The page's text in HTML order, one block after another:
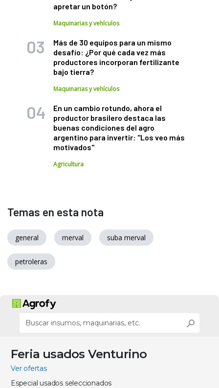
apretar un botón?
Maquinarias y vehículos
Más de 30 equipos para un mismo
desafío: ¿Por qué cada vez más
productores incorporan fertilizante
bajo tierra?
Maquinarias y vehículos
En un cambio rotundo, ahora el
productor brasilero destaca las
buenas condiciones del agro
argentino para invertir: "Los veo más
motivados"
Agricultura
Temas en esta nota
general merval suba merval
petroleras
Feria usados Venturino
Ver ofertas
Especial usados seleccionados